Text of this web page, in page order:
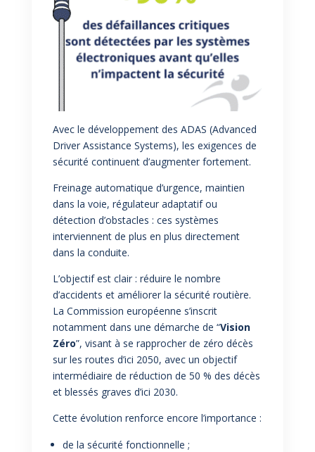
Avec le développement des ADAS (Advanced
Driver Assistance Systems), les exigences de
sécurité continuent d’augmenter fortement.
Freinage automatique d’urgence, maintien
dans la voie, régulateur adaptatif ou
détection d’obstacles : ces systèmes
interviennent de plus en plus directement
dans la conduite.
L’objectif est clair : réduire le nombre
d’accidents et améliorer la sécurité routière.
La Commission européenne s’inscrit
notamment dans une démarche de “Vision
Zéro”, visant à se rapprocher de zéro décès
sur les routes d’ici 2050, avec un objectif
intermédiaire de réduction de 50 % des décès
et blessés graves d’ici 2030.
Cette évolution renforce encore l’importance :
de la sécurité fonctionnelle ;